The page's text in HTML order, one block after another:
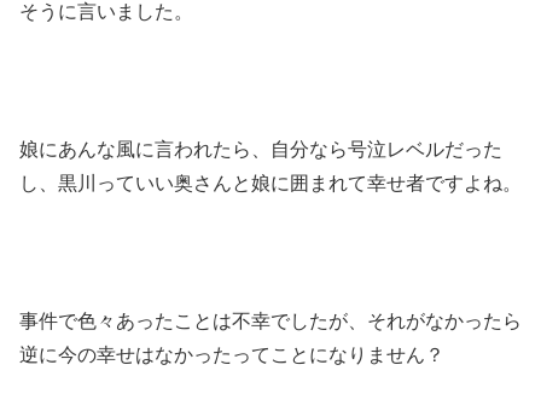
そうに言いました。
娘にあんな風に言われたら、自分なら号泣レベルだった
し、黒川っていい奥さんと娘に囲まれて幸せ者ですよね。
事件で色々あったことは不幸でしたが、それがなかったら
逆に今の幸せはなかったってことになりません？